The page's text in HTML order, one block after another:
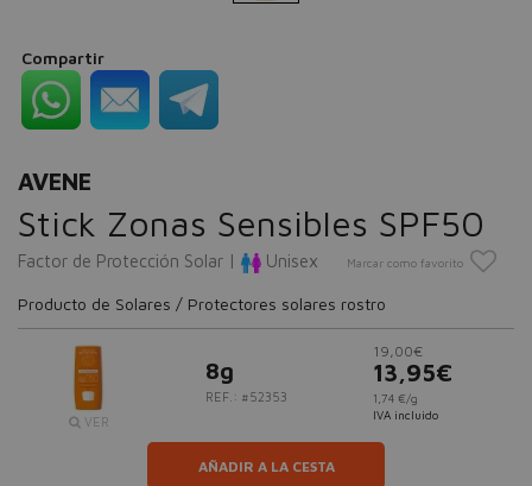
Compartir
AVENE
Stick Zonas Sensibles SPF50
Factor de Protección Solar | Unisex Marcar como favorito
Producto de Solares / Protectores solares rostro
VER
8g
REF.: #52353
19,00€
13,95€
1,74 €/g
IVA incluido
AÑADIR A LA CESTA